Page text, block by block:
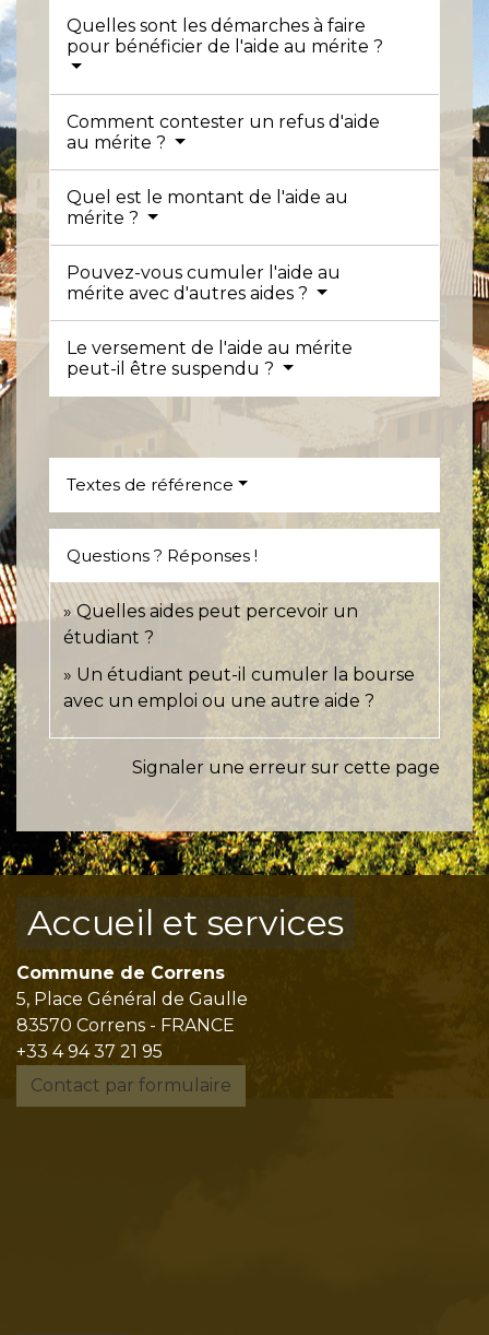
Quelles sont les démarches à faire
pour bénéficier de l'aide au mérite ?
Comment contester un refus d'aide
au mérite ?
Quel est le montant de l'aide au
mérite ?
Pouvez-vous cumuler l'aide au
mérite avec d'autres aides ?
Le versement de l'aide au mérite
peut-il être suspendu ?
Textes de référence
Questions ? Réponses !
Quelles aides peut percevoir un
étudiant ?
Un étudiant peut-il cumuler la bourse
avec un emploi ou une autre aide ?
Signaler une erreur sur cette page
Accueil et services
Commune de Correns
5, Place Général de Gaulle
83570 Correns - FRANCE
+33 4 94 37 21 95
Contact par formulaire